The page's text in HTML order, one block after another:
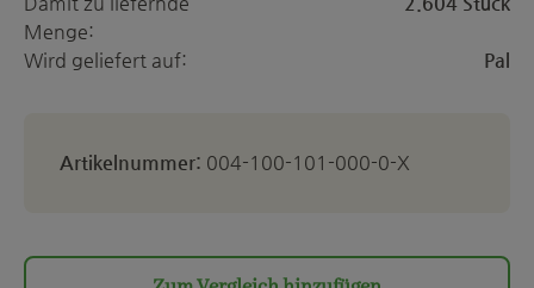
Menge:
Wird geliefert auf: Pal
Artikelnummer: 004-100-101-000-0-X